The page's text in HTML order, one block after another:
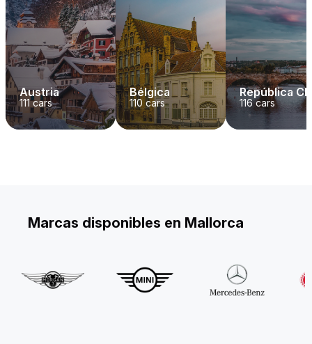
Austria
111cars
Bélgica
110 cars
República
116cars
Marcas disponibles en Mallorca